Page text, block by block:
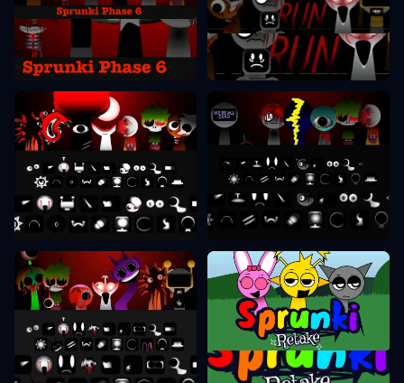
Sprunki Phase 6
Sprunki Phase 7
Sprunki Phase 8 Sprunki Phase 9
Sprunki Phase 10 Sprunki Retake